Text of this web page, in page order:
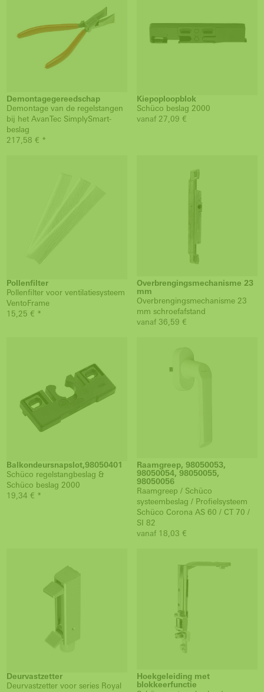
Demontagegereedschap
Demontage van de regelstangen
bij het AvanTec SimplySmart-
beslag
217,58 € *
Kiepoploopblok
Schüco beslag 2000
vanaf 27,09 €
Pollenfilter
Pollenfilter voor ventilatiesysteem
VentoFrame
15,25 € *
Overbrengingsmechanisme 23
mm
Overbrengingsmechanisme 23
mm schroefafstand
vanaf 36,59 €
Balkondeursnapslot,98050401
Schüco regelstangbeslag &
Schüco beslag 2000
19,34 € *
Raamgreep, 98050053,
98050054, 98050055,
98050056
Raamgreep / Schüco
systeembeslag / Profielsysteem
Schüco Corona AS 60 / CT 70 /
SI 82
vanaf 18,03 €
Deurvastzetter
Deurvastzetter voor series Royal
Hoekgeleiding met
blokkeerfunctie